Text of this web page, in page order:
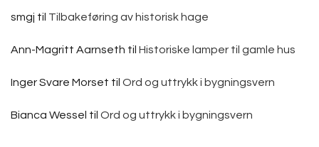
smgj til Tilbakeføring av historisk hage
Ann-Magritt Aarnseth til Historiske lamper til gamle hus
Inger Svare Morset til Ord og uttrykk i bygningsvern
Bianca Wessel til Ord og uttrykk i bygningsvern